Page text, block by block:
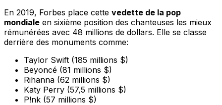
En 2019, Forbes place cette vedette de la pop
mondiale en sixième position des chanteuses les mieux
rémunérées avec 48 millions de dollars. Elle se classe
derrière des monuments comme:
Taylor Swift (185 millions $)
Beyoncé (81 millions $)
Rihanna (62 millions $)
Katy Perry (57,5 millions $)
P!nk (57 millions $)